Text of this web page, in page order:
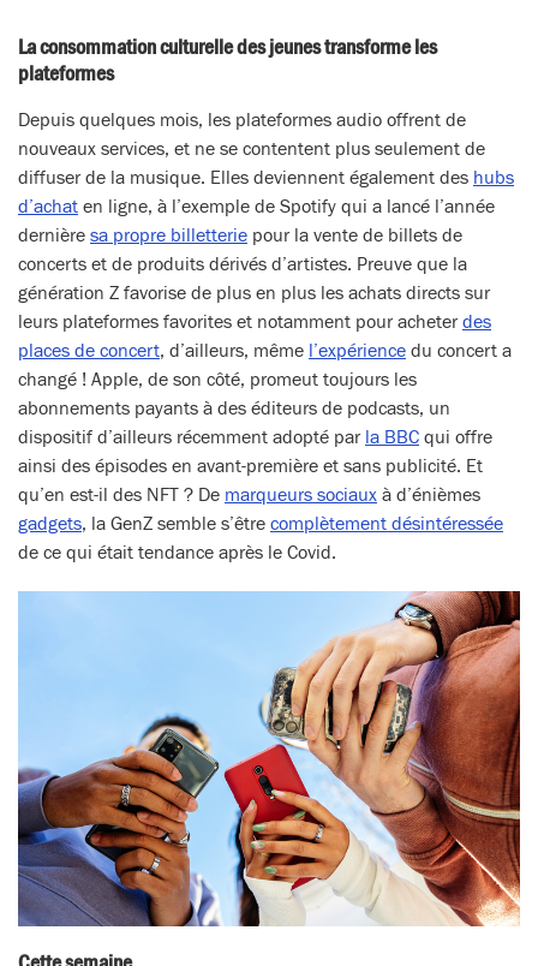
La consommation culturelle des jeunes transforme les
plateformes
Depuis quelques mois, les plateformes audio offrent de
nouveaux services, et ne se contentent plus seulement de
diffuser de la musique. Elles deviennent également des hubs
d’achat en ligne, à l’exemple de Spotify qui a lancé l’année
dernière sa propre billetterie pour la vente de billets de
concerts et de produits dérivés d’artistes. Preuve que la
génération Z favorise de plus en plus les achats directs sur
leurs plateformes favorites et notamment pour acheterdes
places de concert, d’ailleurs, même l’expérience du concert a
changé ! Apple, de son côté, promeut toujours les
abonnements payants à des éditeurs de podcasts, un
dispositif d’ailleurs récemment adopté par la BBC qui offre
ainsi des épisodes en avant-première et sans publicité. Et
qu’en est-il des NFT ? De marqueurs sociaux à d’énièmes
gadgets, la GenZ semble s’être complètement désintéressée
de ce qui était tendance après le Covid.